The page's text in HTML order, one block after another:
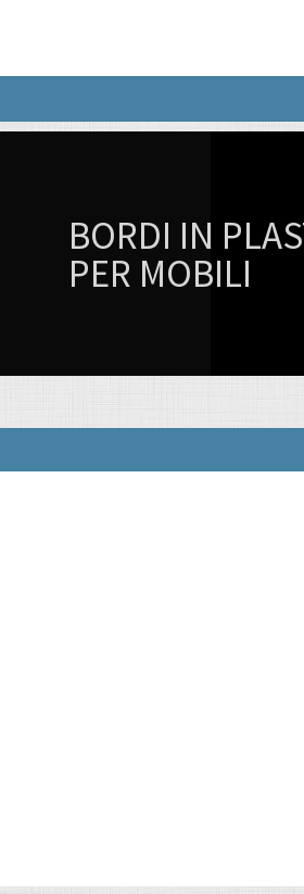
BORDI IN
PER MOBILI